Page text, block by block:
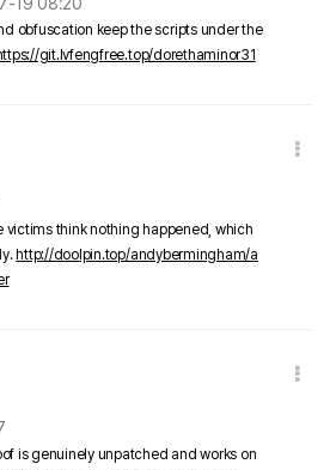
obfuscation keep the scripts under the
git.lvfengfree.top/dorethaminor31
victims think nothing happened, which
http://doolpin.top/andybermingham/a
is genuinely unpatched and works on